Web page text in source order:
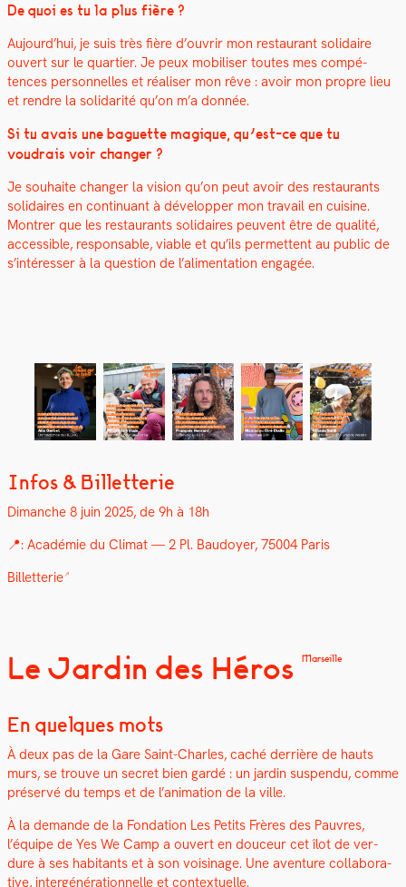
De quoi es tu la plus fière ?
Aujourd’hui, je suis très fière d’ouvrir mon restau­rant sol­idaire
ouvert sur le quarti­er. Je peux mobilis­er toutes mes com­pé­
tences per­son­nelles et réalis­er mon rêve : avoir mon pro­pre lieu
et ren­dre la sol­i­dar­ité qu’on m’a don­née.
Si tu avais une baguette mag­ique, qu’est-ce que tu
voudrais voir chang­er ?
Je souhaite chang­er la vision qu’on peut avoir des restau­rants
sol­idaires en con­tin­u­ant à dévelop­per mon tra­vail en cui­sine.
Mon­tr­er que les restau­rants sol­idaires peu­vent être de qual­ité,
acces­si­ble, respon­s­able, viable et qu’ils per­me­t­tent au pub­lic de
s’in­téress­er à la ques­tion de l’alimentation engagée.
Infos & Billetterie
Dimanche 8 juin 2025, de 9h à 18h
📍: Académie du Cli­mat — 2 Pl. Bau­doy­er, 75004 Paris
Bil­let­terie
Le Jardin des Héros Marseille
En quelques mots
À deux pas de la Gare Saint-Charles, caché der­rière de hauts
murs, se trou­ve un secret bien gardé : un jardin sus­pendu, comme
préservé du temps et de l’an­i­ma­tion de la ville.
À la demande de la Fon­da­tion Les Petits Frères des Pau­vres,
l’équipe de Yes We Camp a ouvert en douceur cet îlot de ver­
dure à ses habi­tants et à son voisi­nage. Une aven­ture col­lab­o­ra­
tive, intergénéra­tionnelle et con­textuelle.